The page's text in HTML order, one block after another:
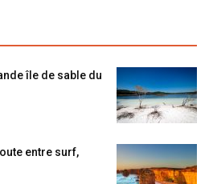
île de sable du
entre surf,